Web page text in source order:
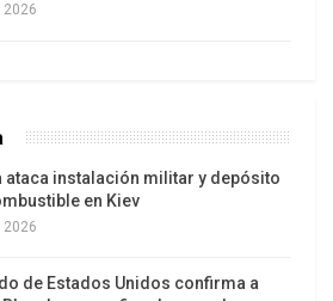
2026
ataca instalación militar y depósito
en Kiev
2026
de Estados Unidos confirma a